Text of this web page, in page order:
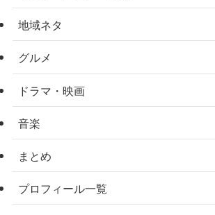
地域ネタ
グルメ
ドラマ・映画
音楽
まとめ
プロフィール一覧